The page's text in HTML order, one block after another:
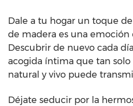
Dale a tu hogar un toque
de madera es una emoción
Descubrir de nuevo cada
acogida íntima que tan solo
natural y vivo puede
Déjate seducir por la